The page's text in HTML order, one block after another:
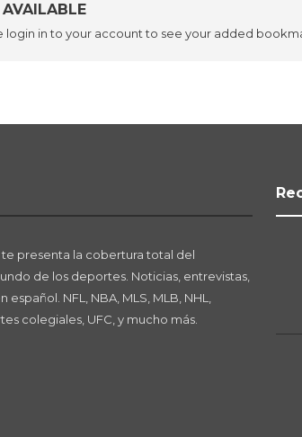
login in to your account to see your added
presenta la cobertura total del
de los deportes. Noticias, entrevistas,
español. NFL, NBA, MLS, MLB, NHL,
colegiales, UFC, y mucho más.